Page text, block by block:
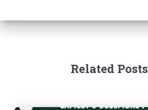
Related Posts